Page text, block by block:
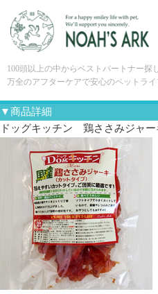
100頭以上の中からベストパートナー探
万全のアフターケアで安心のペットライ
▼商品詳細
ドッグキッチン 鶏ささみジャ